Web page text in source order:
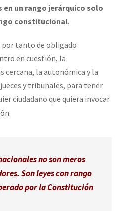
en un rango jerárquico solo
constitucional.
por tanto de obligado
en cuestión, la
cercana, la autonómica y la
y tribunales, para tener
ciudadano que quiera invocar
no son meros
Son leyes con rango
por la Constitución